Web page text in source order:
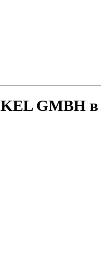
GMBH в